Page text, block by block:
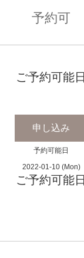
予約可
ご予約可能日
申し込み
予約可能日
2022-01-10 (Mon)
ご予約可能日